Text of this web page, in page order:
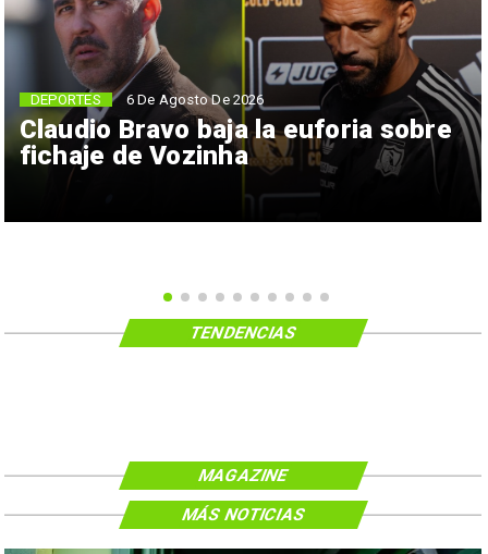
Claudio Bravo baja la euforia sobre
fichaje de Vozinha
DEPORTES 6 De Agosto De 2026
TENDENCIAS
MAGAZINE
MÁS NOTICIAS